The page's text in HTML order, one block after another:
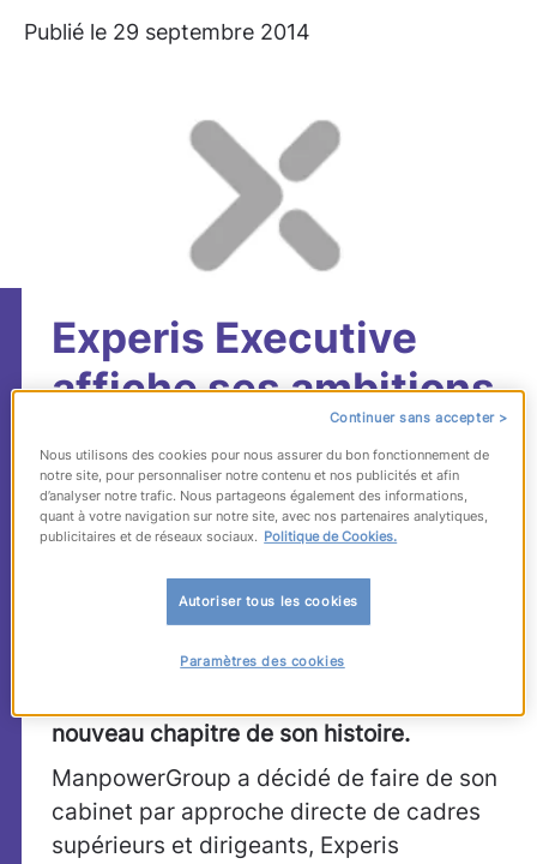
Publié le 29 septembre 2014
Experis Executive
affiche ses ambitions
Nouvelle signature de marque («
Changeons de regard»), recrutements
massifs de consultants, campagne
économique et sur les réseaux sociaux
professionnels : Experis Executive, le
cabinet de recrutement par approche
nouveau chapitre de son histoire.
ManpowerGroup a décidé de faire de son
cabinet par approche directe de cadres
supérieurs et dirigeants, Experis
Continuer sans accepter >
Nous utilisons des cookies pour nous assurer du bon fonctionnement de
notre site, pour personnaliser notre contenu et nos publicités et afin
d’analyser notre trafic. Nous partageons également des informations,
quant à votre navigation sur notre site, avec nos partenaires analytiques,
publicitaires et de réseaux sociaux. Politique de Cookies.
Autoriser tous les cookies
Paramètres des cookies